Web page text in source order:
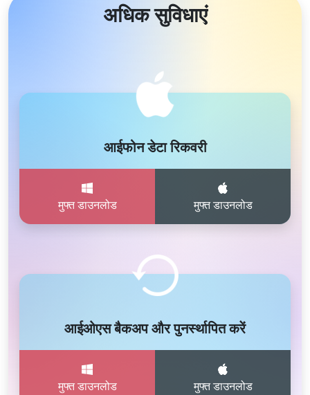
अधिक सुविधाएं
आईफोन डेटा रिकवरी
मुफ्त डाउनलोड मुफ्त डाउनलोड
आईओएस बैकअप और पुनर्स्थापित करें
मुफ्त डाउनलोड मुफ्त डाउनलोड